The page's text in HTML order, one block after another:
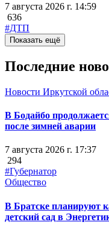
7 августа 2026 г. 14:59
636
#ДТП
Показать ещё
Последние
Новости Иркутской
В Бодайбо
после зимней аварии
7 августа 2026 г. 17:37
294
#Губернатор
Общество
В Братске планируют
детский сад в